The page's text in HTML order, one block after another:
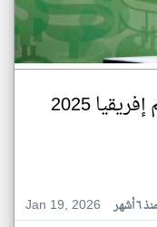
2025
Jan 19, 2026
٦ أشهر